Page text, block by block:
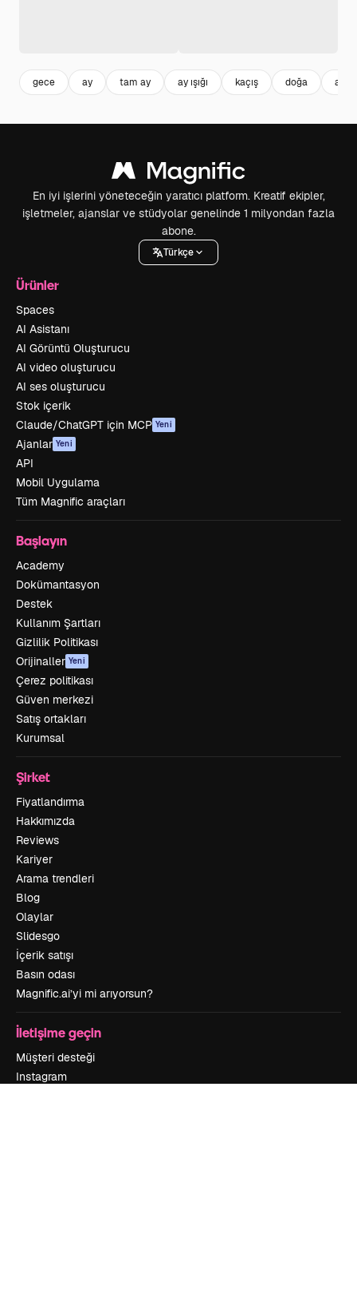
gece ay tam ay ay ışığı kaçış doğa ağaç
En iyi işlerini yöneteceğin yaratıcı platform. Kreatif ekipler,
işletmeler, ajanslar ve stüdyolar genelinde 1 milyondan fazla
abone.
Türkçe
Ürünler
Spaces
AI Asistanı
AI Görüntü Oluşturucu
AI video oluşturucu
AI ses oluşturucu
Stok içerik
Claude/ChatGPT için MCP Yeni
Ajanlar Yeni
API
Mobil Uygulama
Tüm Magnific araçları
Başlayın
Academy
Dokümantasyon
Destek
Kullanım Şartları
Gizlilik Politikası
Orijinaller Yeni
Çerez politikası
Güven merkezi
Satış ortakları
Kurumsal
Şirket
Fiyatlandırma
Hakkımızda
Reviews
Kariyer
Arama trendleri
Blog
Olaylar
Slidesgo
İçerik satışı
Basın odası
Magnific.ai’yi mi arıyorsun?
İletişime geçin
Müşteri desteği
Instagram